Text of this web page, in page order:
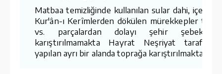
Matbaa temizliğinde kullanılan sular dahi,
Kur'ân-ı Kerîmlerden dökülen mürekkepler
vs. parçalardan dolayı şehir
karıştırılmamakta Hayrat Neşriyat
yapılan ayrı bir alanda toprağa karıştırılmaktadır.